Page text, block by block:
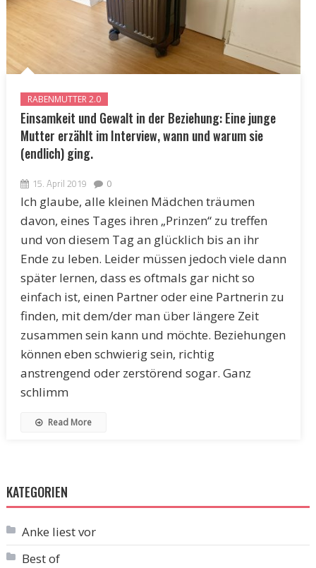
RABENMUTTER 2.0
Einsamkeit und Gewalt in der Beziehung: Eine junge
Mutter erzählt im Interview, wann und warum sie
(endlich) ging.
15. April 2019 0
Ich glaube, alle kleinen Mädchen träumen
davon, eines Tages ihren „Prinzen“ zu treffen
und von diesem Tag an glücklich bis an ihr
Ende zu leben. Leider müssen jedoch viele dann
später lernen, dass es oftmals gar nicht so
einfach ist, einen Partner oder eine Partnerin zu
finden, mit dem/der man über längere Zeit
zusammen sein kann und möchte. Beziehungen
können eben schwierig sein, richtig
anstrengend oder zerstörend sogar. Ganz
schlimm
Read More
KATEGORIEN
Anke liest vor
Best of